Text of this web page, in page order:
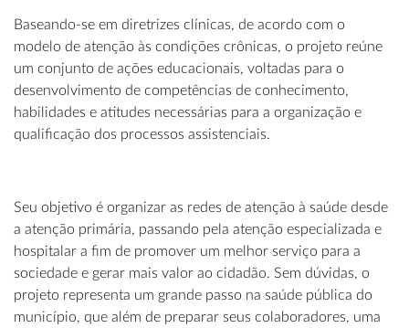
Baseando-se em diretrizes clínicas, de acordo com o
modelo de atenção às condições crônicas, o projeto reúne
um conjunto de ações educacionais, voltadas para o
desenvolvimento de competências de conhecimento,
habilidades e atitudes necessárias para a organização e
qualificação dos processos assistenciais.
Seu objetivo é organizar as redes de atenção à saúde desde
a atenção primária, passando pela atenção especializada e
hospitalar a fim de promover um melhor serviço para a
sociedade e gerar mais valor ao cidadão. Sem dúvidas, o
projeto representa um grande passo na saúde pública do
município, que além de preparar seus colaboradores, uma